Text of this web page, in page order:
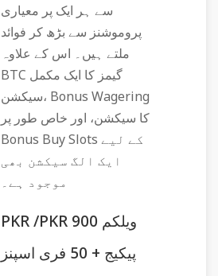
سے ہر ایک پر معیاری
پروموشنز سے بڑھ کر فوائد
ملتے ہیں۔ اس کے علاوہ
BTC گیمز کا ایک مکمل
سیکشن، Bonus Wagering
کا سیکشن، اور خاص طور پر
Bonus Buy Slots کے لیے
ایک الگ سیکشن بھی
موجود ہے۔
PKR /PKR 900 ویلکم
پیکیج + 50 فری اسپنز